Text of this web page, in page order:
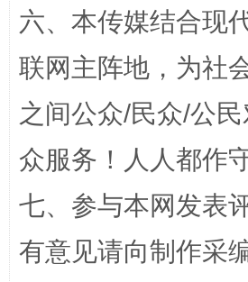
“蜀中异人”王建安的艺术幻境
六、本传媒结合现
联网主阵地，为社
之间公众/民众/公
众服务！人人都作
七、参与本网发表
有意见请向制作采